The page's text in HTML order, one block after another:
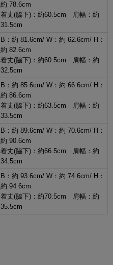
約 78.6cm
着丈(脇下)：約60.5cm 肩幅：約
31.5cm
B：約 81.6cm/ W：約 62.6cm/ H：
約 82.6cm
着丈(脇下)：約60.5cm 肩幅：約
32.5cm
B：約 85.6cm/ W：約 66.6cm/ H：
約 86.6cm
着丈(脇下)：約63.5cm 肩幅：約
33.5cm
B：約 89.6cm/ W：約 70.6cm/ H：
約 90.6cm
着丈(脇下)：約66.5cm 肩幅：約
34.5cm
B：約 93.6cm/ W：約 74.6cm/ H：
約 94.6cm
着丈(脇下)：約70.5cm 肩幅：約
35.5cm